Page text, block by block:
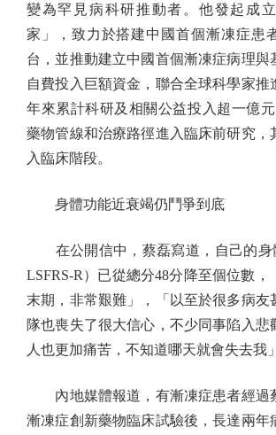
變為罕見病科研推動者。他發起成
家」，致力於搭建中國首個漸凍症患
台，並推動建立中國首個漸凍症病理與
自費投入巨額資金，聯合全球科學家推
年來累計科研及相關公益投入超一億
藥物管線和治療路徑進入臨床前研究，
入臨床階段。
身體功能近衰竭仍鬥爭到底
在公開信中，蔡磊寫道，自己的身
LSFRS-R）已從總分48分降至個位數，
末期，非常艱難」，「以至於很多病友
隊也喪失了很大信心，不少同事陷入悲
人也更加痛苦，不知道哪天就會失去我
內地媒體報道，有漸凍症患者經過
漸凍症創新藥物臨床試驗後，長達兩年